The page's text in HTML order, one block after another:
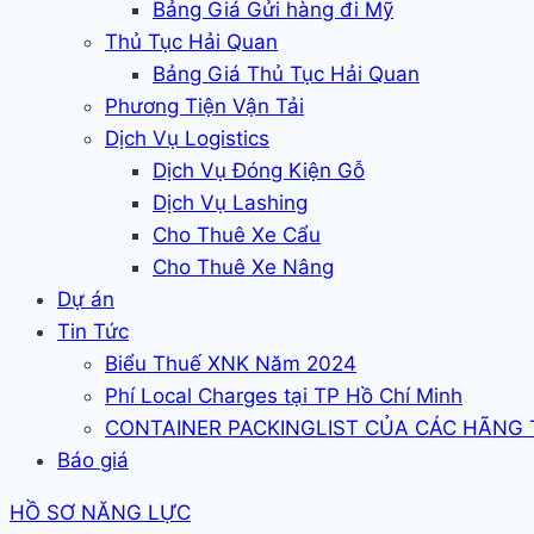
Bảng Giá Gửi hàng đi Mỹ
Thủ Tục Hải Quan
Bảng Giá Thủ Tục Hải Quan
Phương Tiện Vận Tải
Dịch Vụ Logistics
Dịch Vụ Đóng Kiện Gỗ
Dịch Vụ Lashing
Cho Thuê Xe Cẩu
Cho Thuê Xe Nâng
Dự án
Tin Tức
Biểu Thuế XNK Năm 2024
Phí Local Charges tại TP Hồ Chí Minh
CONTAINER PACKINGLIST CỦA CÁC HÃNG
Báo giá
HỒ SƠ NĂNG LỰC